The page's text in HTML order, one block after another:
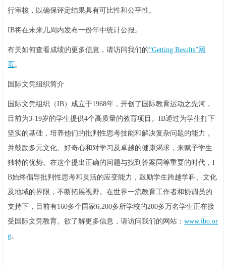
行审核，以确保评定结果具有可比性和公平性。
IB将在未来几周内发布一份年中统计公报。
有关如何查看成绩的更多信息，请访问我们的“Getting Results”网
页。
国际文凭组织简介
国际文凭组织（IB）成立于1968年，开创了国际教育运动之先河，
目前为3-19岁的学生提供4个高质量的教育项目。IB通过为学生打下
坚实的基础，培养他们的批判性思考技能和解决复杂问题的能力，
并鼓励多元文化、好奇心和对学习及卓越的健康渴求，来赋予学生
独特的优势。在这个提出正确的问题与找到答案同等重要的时代，I
B始终倡导批判性思考和灵活的应变能力，鼓励学生跨越学科、文化
及地域的界限，不断拓展视野。在世界一流教育工作者和协调员的
支持下，目前有160多个国家6,200多所学校的200多万名学生正在接
受国际文凭教育。欲了解更多信息，请访问我们的网站：www.ibo.or
g。